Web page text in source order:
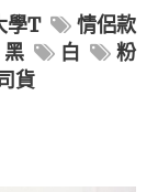
學T
情侶款
黑 白
粉
貨